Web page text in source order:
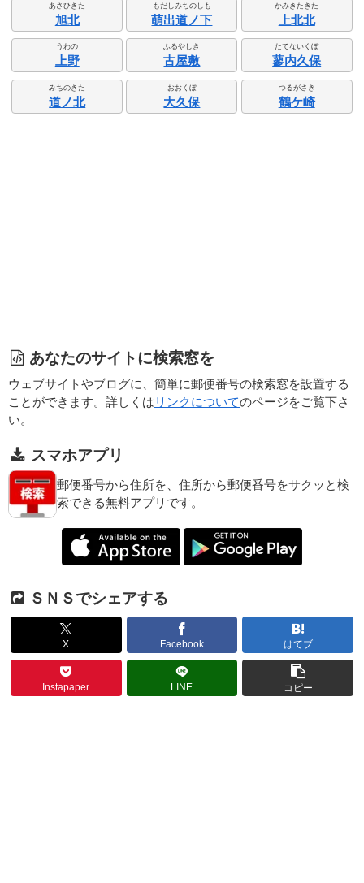
あさひきた
旭北
もだしみちのしも
萌出道ノ下
かみきたきた
上北北
うわの
上野
ふるやしき
古屋敷
たてないくぼ
蓼内久保
みちのきた
道ノ北
おおくぼ
大久保
つるがさき
鶴ケ崎
あなたのサイトに検索窓を
ウェブサイトやブログに、簡単に郵便番号の検索窓を設置する
ことができます。詳しくは リンクについてのページをご覧下さ
い。
スマホアプリ
郵便番号から住所を、住所から郵便番号をサクッと検
索できる無料アプリです。
ＳＮＳでシェアする
X Facebook はてブ
Instapaper LINE コピー